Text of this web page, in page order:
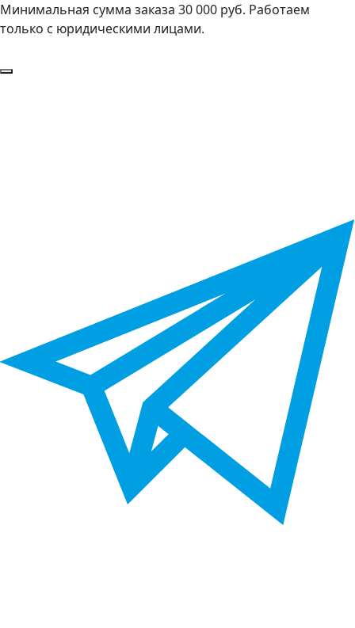
Минимальная сумма заказа 30 000 руб. Работаем
только с юридическими лицами.